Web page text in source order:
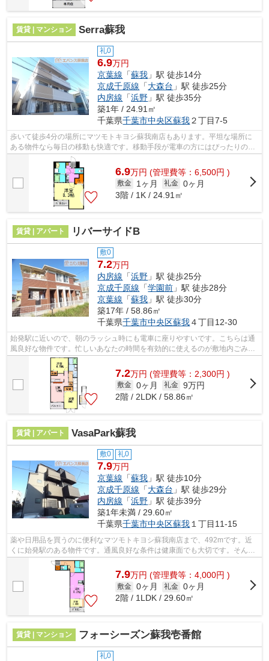
賃貸 | マンション Serra蘇我
礼0
6.9万円
京葉線 「蘇我 」駅 徒歩14分
京成千原線 「大森台 」駅 徒歩25分
内房線 「浜野 」駅 徒歩35分
築1年 / 24.91㎡
千葉県千葉市中央区蘇我２丁目7-5
歩いて徒歩4分の場所にマツモトキヨシ蘇我南店もあります。平坦な場所に
ある物件なら毎日の移動も快適です。移動手段が電車の方にはぴったりの3
駅利用可能な物件です。ぜひ一度見てい...
6.9万円 (管理費等：6,500円 )
敷金 1ヶ月 礼金 0ヶ月
3階 / 1K / 24.91㎡
賃貸 | アパート リバーサイドB
敷0
7.2万円
内房線 「浜野 」駅 徒歩25分
京成千原線 「学園前 」駅 徒歩28分
京葉線 「蘇我 」駅 徒歩30分
築17年 / 58.86㎡
千葉県千葉市中央区蘇我４丁目12-30
始発駅に近いので、朝のラッシュ時にも電車に座りやすいです。こちらは通
風良好な物件です。忙しいあなたの時間を有効的に使えるのが敷地内ごみ置
き場です。「リバーサイドB」の物件情...
7.2万円 (管理費等：2,300円 )
敷金 0ヶ月 礼金 9万円
2階 / 2LDK / 58.86㎡
賃貸 | アパート VasaPark蘇我
敷0 礼0
7.9万円
京葉線 「蘇我 」駅 徒歩10分
京成千原線 「大森台 」駅 徒歩29分
内房線 「浜野 」駅 徒歩39分
築1年未満 / 29.60㎡
千葉県千葉市中央区蘇我 １丁目11-15
薬や日用品を買うのに便利なマツモトキヨシ蘇我南店まで、492mです。近
くに始発駅のある物件です。通風良好な条件は健康面でも大切です。そんな
観点からもおすすめの物件をご提供しま...
7.9万円 (管理費等：4,000円 )
敷金 0ヶ月 礼金 0ヶ月
2階 / 1LDK / 29.60㎡
賃貸 | マンション フォーシーズン蘇我壱番館
礼0